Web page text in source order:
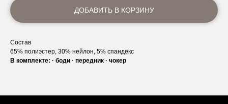
ДОБАВИТЬ В КОРЗИНУ
Состав
65% полиэстер, 30% нейлон, 5% спандекс
В комплекте: · боди · передник · чокер